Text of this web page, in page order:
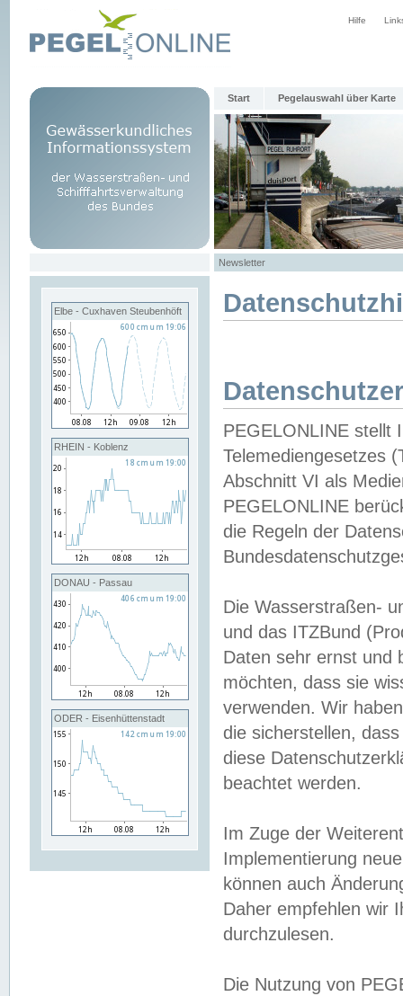
Hilfe
Start Pegelauswahl über Karte
Newsletter
Elbe - Cuxhaven Steubenhöft
RHEIN - Koblenz
DONAU - Passau
ODER - Eisenhüttenstadt
PEGELONLINE stellt
Telemediengesetzes
Abschnitt VI als
PEGELONLINE
die Regeln der
Die Wasserstraßen-
und das ITZBund
Daten sehr ernst und
möchten, dass sie
verwenden. Wir
die sicherstellen,
diese
beachtet werden.
Im Zuge der
Implementierung
können auch
Daher empfehlen wir
durchzulesen.
Die Nutzung von